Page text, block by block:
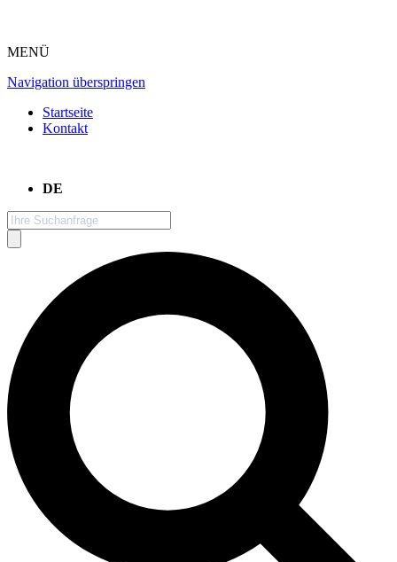
MENÜ
Navigation überspringen
Startseite
Kontakt
DE